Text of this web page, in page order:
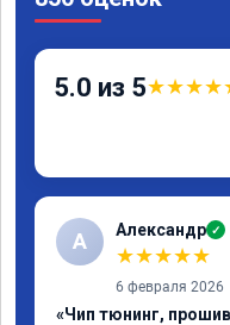
5.0 из 5★★★★
А Александр ✓
★★★★★
6 февраля 2026
«Чип тюнинг,